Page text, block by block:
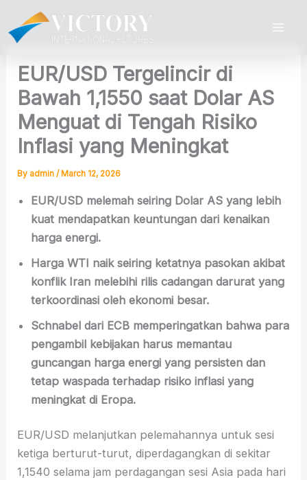
content
EUR/USD Tergelincir di
Bawah 1,1550 saat Dolar AS
Menguat di Tengah Risiko
Inflasi yang Meningkat
By admin/ March 12, 2026
EUR/USD melemah seiring Dolar AS yang lebih
kuat mendapatkan keuntungan dari kenaikan
harga energi.
Harga WTI naik seiring ketatnya pasokan akibat
konflik Iran melebihi rilis cadangan darurat yang
terkoordinasi oleh ekonomi besar.
Schnabel dari ECB memperingatkan bahwa para
pengambil kebijakan harus memantau
guncangan harga energi yang persisten dan
tetap waspada terhadap risiko inflasi yang
meningkat di Eropa.
EUR/USD melanjutkan pelemahannya untuk sesi
ketiga berturut-turut, diperdagangkan di sekitar
1,1540 selama jam perdagangan sesi Asia pada hari